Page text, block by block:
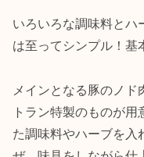
いろいろな調味料とハ
は至ってシンプル！基
メインとなる豚のノド
トラン特製のものが
た調味料やハーブを入